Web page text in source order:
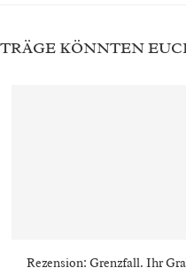
KÖNNTEN
Rezension: Grenzfall. Ihr